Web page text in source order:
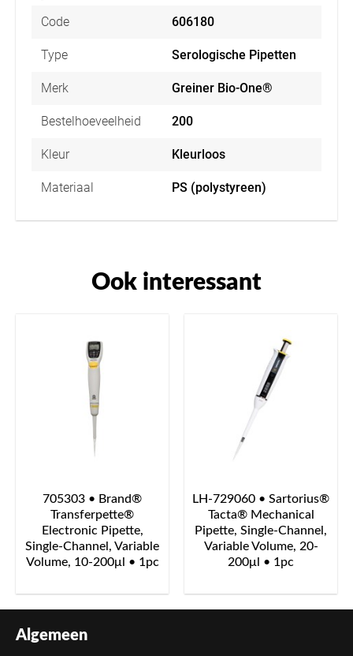
Code 606180
Type Serologische Pipetten
Merk Greiner Bio-One®
Bestelhoeveelheid 200
Kleur Kleurloos
Materiaal PS (polystyreen)
Ook interessant
705303 • Brand®
Transferpette®
Electronic Pipette,
Single-Channel, Variable
Volume, 10-200μl • 1pc
LH-729060 • Sartorius®
Tacta® Mechanical
Pipette, Single-Channel,
Variable Volume, 20-
200μl • 1pc
Algemeen